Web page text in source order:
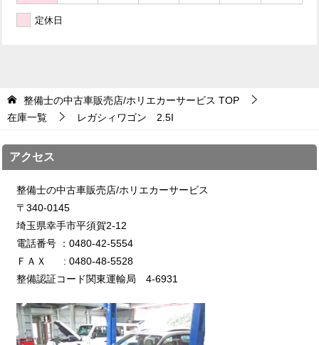
定休日
整備士の中古車販売店/ホリエカーサービス TOP
在庫一覧
レガシィワゴン 2.5I
アクセス
整備士の中古車販売店/ホリエカーサービス
〒340-0145
埼玉県幸手市平須賀2-12
電話番号 ：0480-42-5554
ＦＡＸ : 0480-48-5528
整備認証コード関東運輸局 4-6931